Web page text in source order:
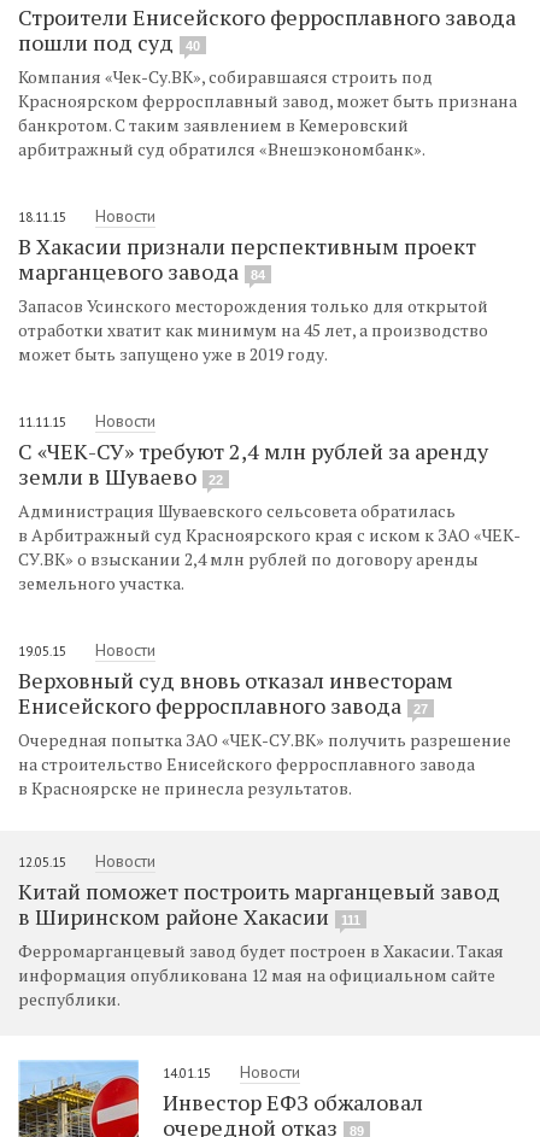
Строители Енисейского ферросплавного завода
пошли под суд
40
Компания «Чек-Су.ВК», собиравшаяся строить под
Красноярском ферросплавный завод, может быть признана
банкротом. С таким заявлением в Кемеровский
арбитражный суд обратился «Внешэкономбанк».
18.11.15 Новости
В Хакасии признали перспективным проект
марганцевого завода
84
Запасов Усинского месторождения только для открытой
отработки хватит как минимум на 45 лет, а производство
может быть запущено уже в 2019 году.
11.11.15 Новости
С «ЧЕК-СУ» требуют 2,4 млн рублей за аренду
земли в Шуваево
22
Администрация Шуваевского сельсовета обратилась
в Арбитражный суд Красноярского края с иском к ЗАО «ЧЕК-
СУ.ВК» о взыскании 2,4 млн рублей по договору аренды
земельного участка.
19.05.15 Новости
Верховный суд вновь отказал инвесторам
Енисейского ферросплавного завода
27
Очередная попытка ЗАО «ЧЕК-СУ.ВК» получить разрешение
на строительство Енисейского ферросплавного завода
в Красноярске не принесла результатов.
12.05.15 Новости
Китай поможет построить марганцевый завод
в Ширинском районе Хакасии
111
Ферромарганцевый завод будет построен в Хакасии. Такая
информация опубликована 12 мая на официальном сайте
республики.
14.01.15 Новости
Инвестор ЕФЗ обжаловал
очередной отказ
89